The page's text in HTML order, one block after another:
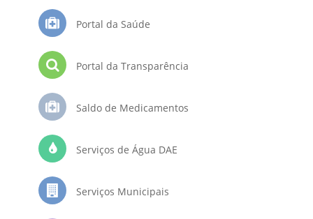
Portal da Saúde
Portal da Transparência
Saldo de Medicamentos
Serviços de Água DAE
Serviços Municipais